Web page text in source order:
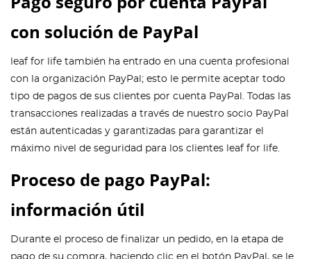
con solución de PayPal
leaf for life también ha entrado en una cuenta profesional
con la organización PayPal; esto le permite aceptar todo
tipo de pagos de sus clientes por cuenta PayPal. Todas las
transacciones realizadas a través de nuestro socio PayPal
están autenticadas y garantizadas para garantizar el
máximo nivel de seguridad para los clientes leaf for life.
Proceso de pago PayPal:
información útil
Durante el proceso de finalizar un pedido, en la etapa de
pago de su compra, haciendo clic en el botón PayPal, se le